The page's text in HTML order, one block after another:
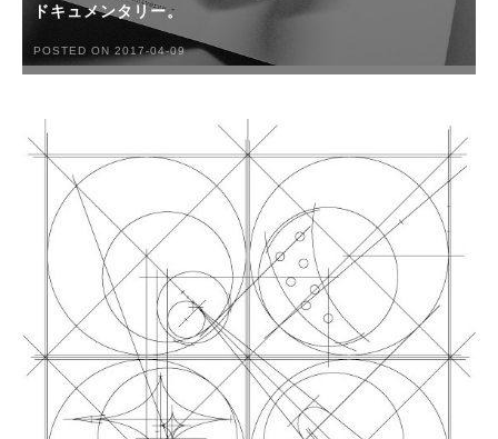
ドキュメンタリー。
POSTED ON 2017-04-09